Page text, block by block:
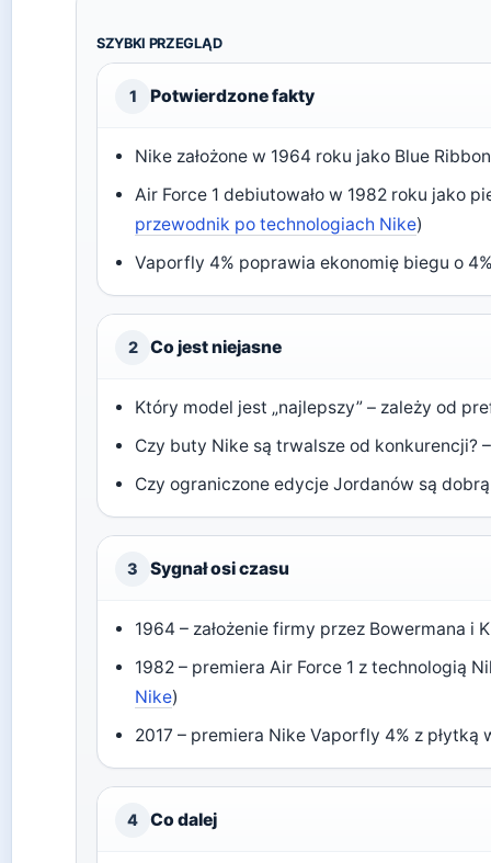
SZYBKI PRZEGLĄD
1 Potwierdzone fakty
Nike założone w 1964 roku jako Blue
Air Force 1 debiutowało w 1982 roku jako
przewodnik po technologiach Nike)
Vaporfly 4% poprawia ekonomię biegu o
2 Co jest niejasne
Który model jest „najlepszy” – zależy od
Czy buty Nike są trwalsze od konkurencji?
Czy ograniczone edycje Jordanów są
3 Sygnał osi czasu
1964 – założenie firmy przez Bowermana i
1982 – premiera Air Force 1 z technologią
Nike)
2017 – premiera Nike Vaporfly 4% z płytką
4 Co dalej